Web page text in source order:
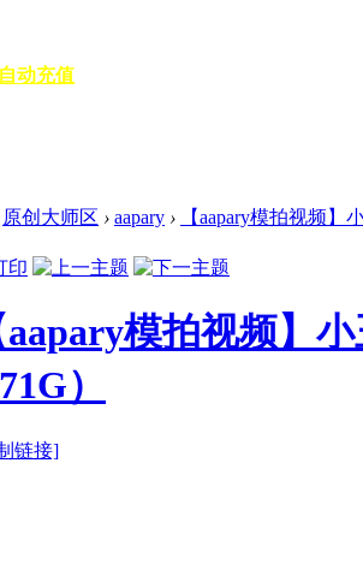
动充值
原创大师区 › aapary ›
【aapary模拍视频
aapary模拍视频】
）
链接]